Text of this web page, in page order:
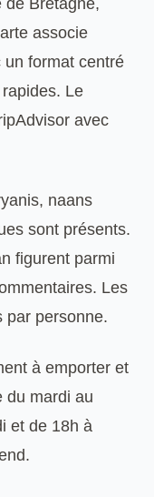
associe
format centré
Le
avec
naans
sont présents.
figurent parmi
Les
par personne.
à emporter et
du mardi au
et de 18h à